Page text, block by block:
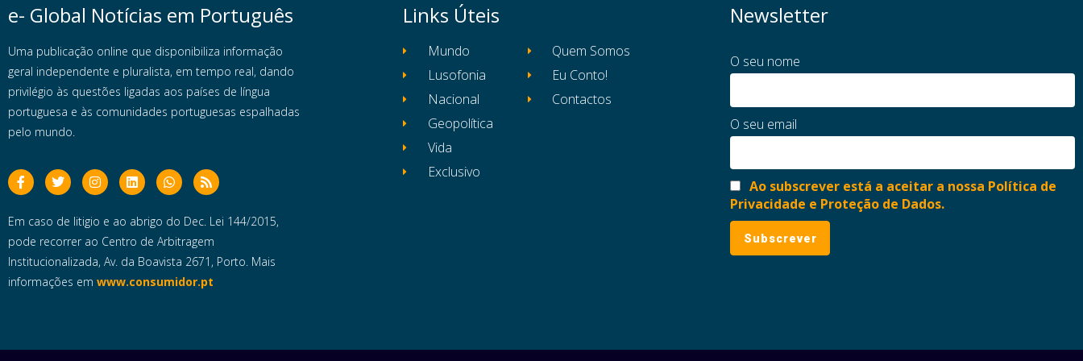
e- Global Notícias em Português
Uma publicação online que disponibiliza informação
geral independente e pluralista, em tempo real, dando
privilégio às questões ligadas aos países de língua
portuguesa e às comunidades portuguesas espalhadas
pelo mundo.
Em caso de litigio e ao abrigo do Dec. Lei 144/2015,
pode recorrer ao Centro de Arbitragem
Institucionalizada, Av. da Boavista 2671, Porto. Mais
informações em www.consumidor.pt
Links Úteis
Mundo
Lusofonia
Nacional
Geopolítica
Vida
Exclusivo
Quem Somos
Eu Conto!
Contactos
Newsletter
O seu nome
O seu email
Ao subscrever está a aceitar a nossa Política de
Privacidade e Proteção de Dados.